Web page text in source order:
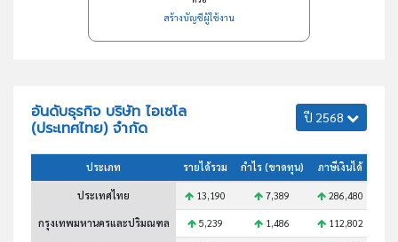
สร้างบัญชีผู้ใช้งาน
อันดับธุรกิจ บริษัท ไอเซโล
(ประเทศไทย) จำกัด
ปี 2568
ประเภท รายได้รวม กำไร (ขาดทุน) ภาษีเงินได้
ประเทศไทย 13,190 7,389 286,480
กรุงเทพมหานครและปริมณฑล 5,239 1,486 112,802